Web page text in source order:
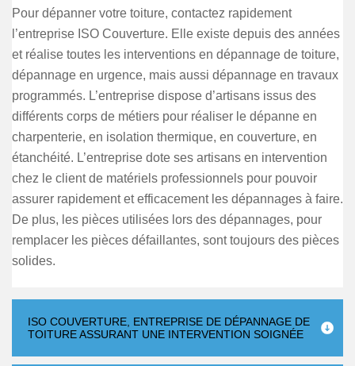
Pour dépanner votre toiture, contactez rapidement
l’entreprise ISO Couverture. Elle existe depuis des années
et réalise toutes les interventions en dépannage de toiture,
dépannage en urgence, mais aussi dépannage en travaux
programmés. L’entreprise dispose d’artisans issus des
différents corps de métiers pour réaliser le dépanne en
charpenterie, en isolation thermique, en couverture, en
étanchéité. L’entreprise dote ses artisans en intervention
chez le client de matériels professionnels pour pouvoir
assurer rapidement et efficacement les dépannages à faire.
De plus, les pièces utilisées lors des dépannages, pour
remplacer les pièces défaillantes, sont toujours des pièces
solides.
ISO COUVERTURE, ENTREPRISE DE DÉPANNAGE DE
TOITURE ASSURANT UNE INTERVENTION SOIGNÉE